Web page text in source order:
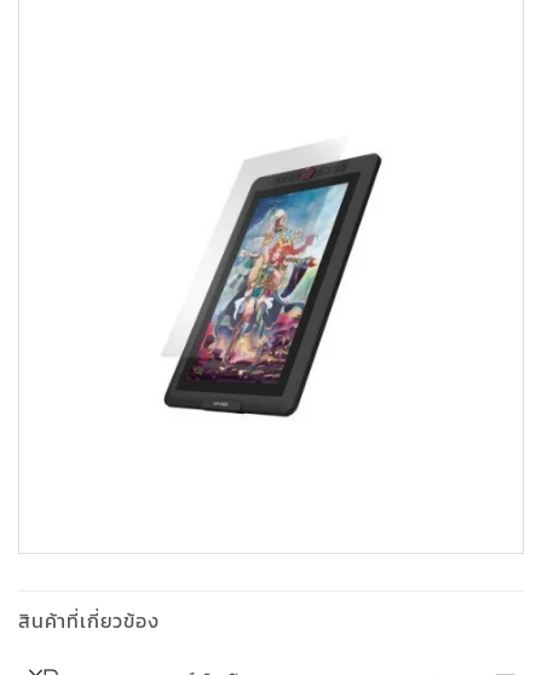
สินค้าที่เกี่ยวข้อง